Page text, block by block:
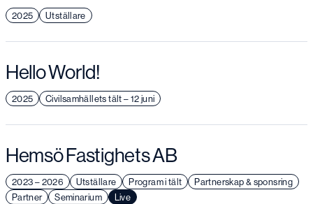
2025 Utställare
Hello World!
2025 Civilsamhällets tält – 12 juni
Hemsö Fastighets AB
2023 – 2026
Utställare
Seminarium
Program i tält
Partnerskap & sponsring
Partner
Live